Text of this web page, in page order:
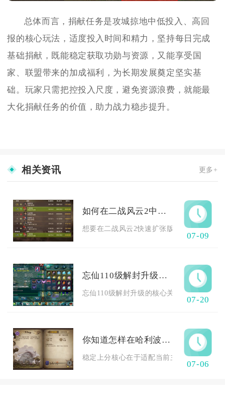
总体而言，捐献任务是攻城掠地中低投入、高回
报的核心玩法，适度投入时间和精力，坚持每日完成
基础捐献，既能稳定获取功勋与资源，又能享受国
家、联盟带来的加成福利，为长期发展奠定坚实基
础。玩家只需把控投入尺度，避免资源浪费，就能最
大化捐献任务的价值，助力战力稳步提升。
相关资讯 更多+
如何在二战风云2中快速扩张版图
想要在二战风云2快速扩张版图，核心逻辑
07-09
忘仙110级解封升级的关键在哪里
忘仙110级解封升级的核心关键点分为三层
07-20
你知道怎样在哈利波特中上分吗
稳定上分核心在于适配当前主流环境的成
07-06